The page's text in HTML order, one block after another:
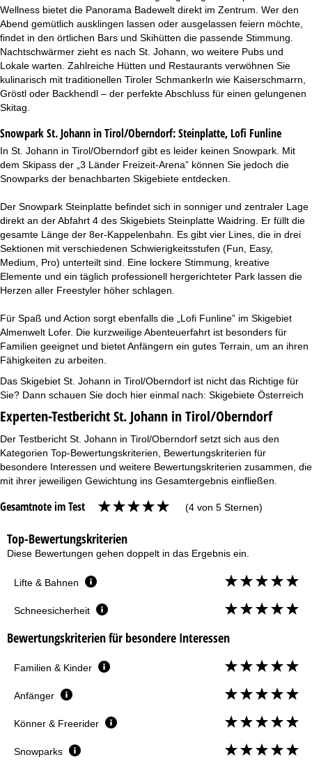
Wellness bietet die Panorama Badewelt direkt im Zentrum. Wer den
Abend gemütlich ausklingen lassen oder ausgelassen feiern möchte,
findet in den örtlichen Bars und Skihütten die passende Stimmung.
Nachtschwärmer zieht es nach St. Johann, wo weitere Pubs und
Lokale warten. Zahlreiche Hütten und Restaurants verwöhnen Sie
kulinarisch mit traditionellen Tiroler Schmankerln wie Kaiserschmarrn,
Gröstl oder Backhendl – der perfekte Abschluss für einen gelungenen
Skitag.
Snowpark St. Johann in Tirol/Oberndorf:Steinplatte, Lofi Funline
In St. Johann in Tirol/Oberndorf gibt es leider keinen Snowpark. Mit
dem Skipass der „3 Länder Freizeit-Arena” können Sie jedoch die
Snowparks der benachbarten Skigebiete entdecken.
Der Snowpark Steinplatte befindet sich in sonniger und zentraler Lage
direkt an der Abfahrt 4 des Skigebiets Steinplatte Waidring. Er füllt die
gesamte Länge der 8er-Kappelenbahn. Es gibt vier Lines, die in drei
Sektionen mit verschiedenen Schwierigkeitsstufen (Fun, Easy,
Medium, Pro) unterteilt sind. Eine lockere Stimmung, kreative
Elemente und ein täglich professionell hergerichteter Park lassen die
Herzen aller Freestyler höher schlagen.
Für Spaß und Action sorgt ebenfalls die „Lofi Funline” im Skigebiet
Almenwelt Lofer. Die kurzweilige Abenteuerfahrt ist besonders für
Familien geeignet und bietet Anfängern ein gutes Terrain, um an ihren
Fähigkeiten zu arbeiten.
Das Skigebiet St. Johann in Tirol/Oberndorf ist nicht das Richtige für
Sie? Dann schauen Sie doch hier einmal nach: Skigebiete Österreich
Experten-Testbericht St. Johann in Tirol/Oberndorf
Der Testbericht St. Johann in Tirol/Oberndorf setzt sich aus den
Kategorien Top-Bewertungskriterien, Bewertungskriterien für
besondere Interessen und weitere Bewertungskriterien zusammen, die
mit ihrer jeweiligen Gewichtung ins Gesamtergebnis einfließen.
Gesamtnote im Test (4 von 5 Sternen)
Top-Bewertungskriterien
Diese Bewertungen gehen doppelt in das Ergebnis ein.
Lifte & Bahnen
Schneesicherheit
Bewertungskriterien für besondere Interessen
Familien & Kinder
Anfänger
Könner & Freerider
Snowparks